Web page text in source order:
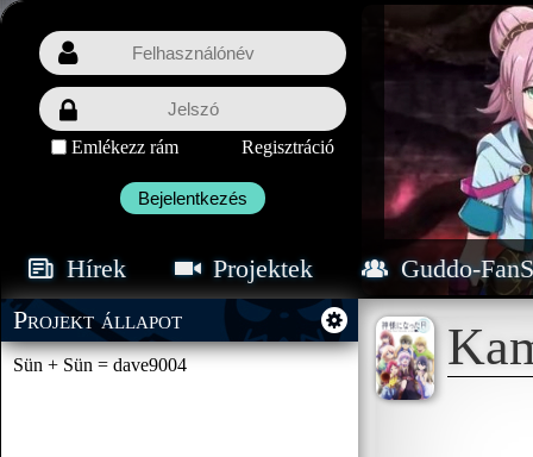
Hírek Projektek Guddo-
Emlékezz rám Regisztráció
Bejelentkezés
Projekt állapot
Sün + Sün = dave9004